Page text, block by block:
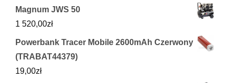
Magnum JWS 50
1 520,00zł
Powerbank Tracer Mobile 2600mAh Czerwony
(TRABAT44379)
19,00zł